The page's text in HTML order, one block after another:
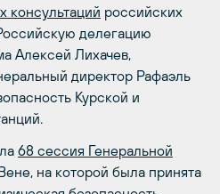
консультаций российских
делегацию
Алексей Лихачев,
директор Рафаэль
Курской и
68 сессия Генеральной
на которой была принята